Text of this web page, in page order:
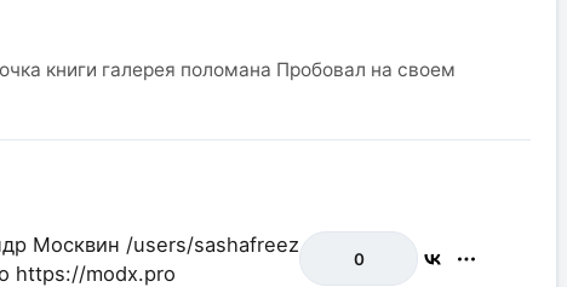
книги галерея поломана Пробовал на своем
Москвин /users/sashafreez
https://modx.pro
0